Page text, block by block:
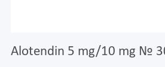
Alotendin 5 mg/10 mg №